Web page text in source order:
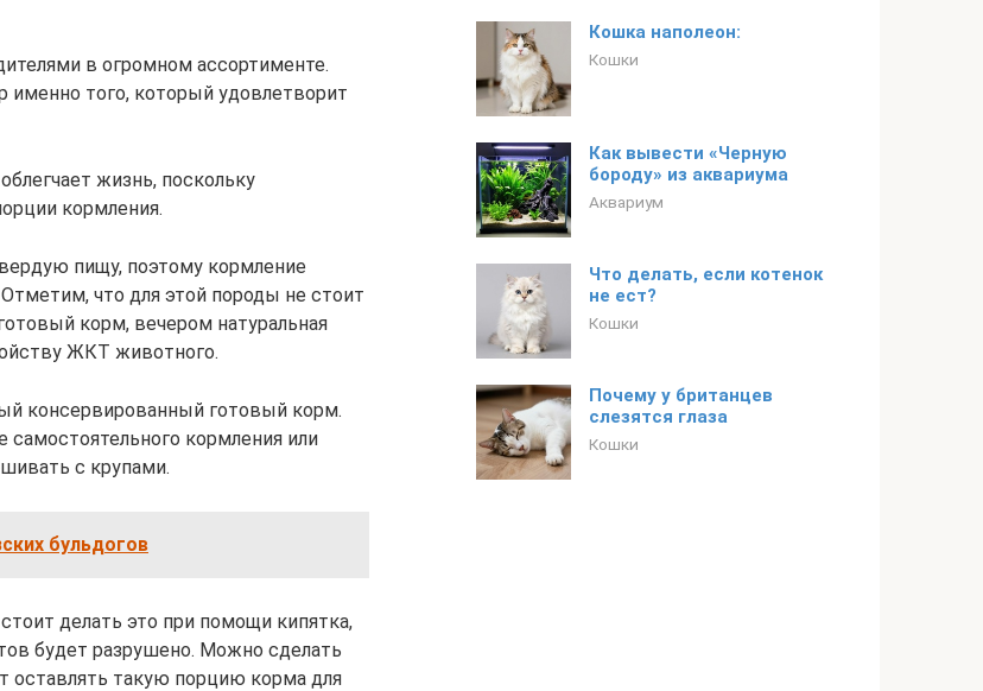
в огромном ассортименте.
именно того, который удовлетворит
жизнь, поскольку
кормления.
пищу, поэтому кормление
что для этой породы не стоит
корм, вечером натуральная
ЖКТ животного.
консервированный готовый корм.
кормления или
с крупами.
бульдогов
делать это при помощи кипятка,
будет разрушено. Можно сделать
оставлять такую порцию корма для
Кошка наполеон:
Кошки
Как вывести «Черную
бороду» из аквариума
Аквариум
Что делать, если котенок
не ест?
Кошки
Почему у британцев
слезятся глаза
Кошки